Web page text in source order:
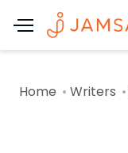
Home Writers